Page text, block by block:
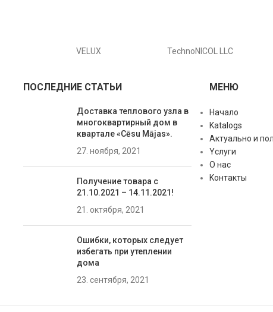
VELUX TechnoNICOL LLC
ПОСЛЕДНИЕ СТАТЬИ
Доставка теплового узла в
многоквартирный дом в
квартале «Cēsu Mājas».
27. ноября, 2021
Получение товара с
21.10.2021 – 14.11.2021!
21. октября, 2021
Ошибки, которых следует
избегать при утеплении
домa
23. сентября, 2021
МЕНЮ
Начало
Katalogs
Актуально и
Yслуги
О нас
Kонтакты